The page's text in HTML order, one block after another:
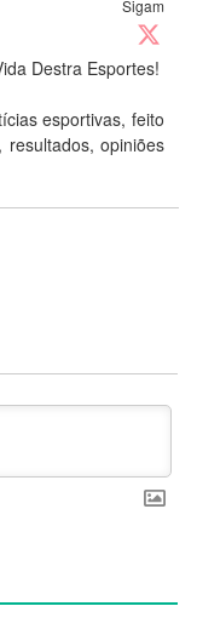
Sigam
Destra Esportes!
esportivas, feito
opiniões